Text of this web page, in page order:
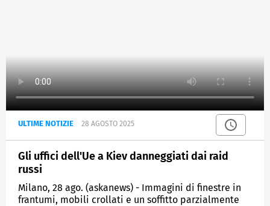
ULTIME NOTIZIE 28 AGOSTO 2025
Gli uffici dell'Ue a Kiev danneggiati dai raid
russi
Milano, 28 ago. (askanews) - Immagini di finestre in
frantumi, mobili crollati e un soffitto parzialmente